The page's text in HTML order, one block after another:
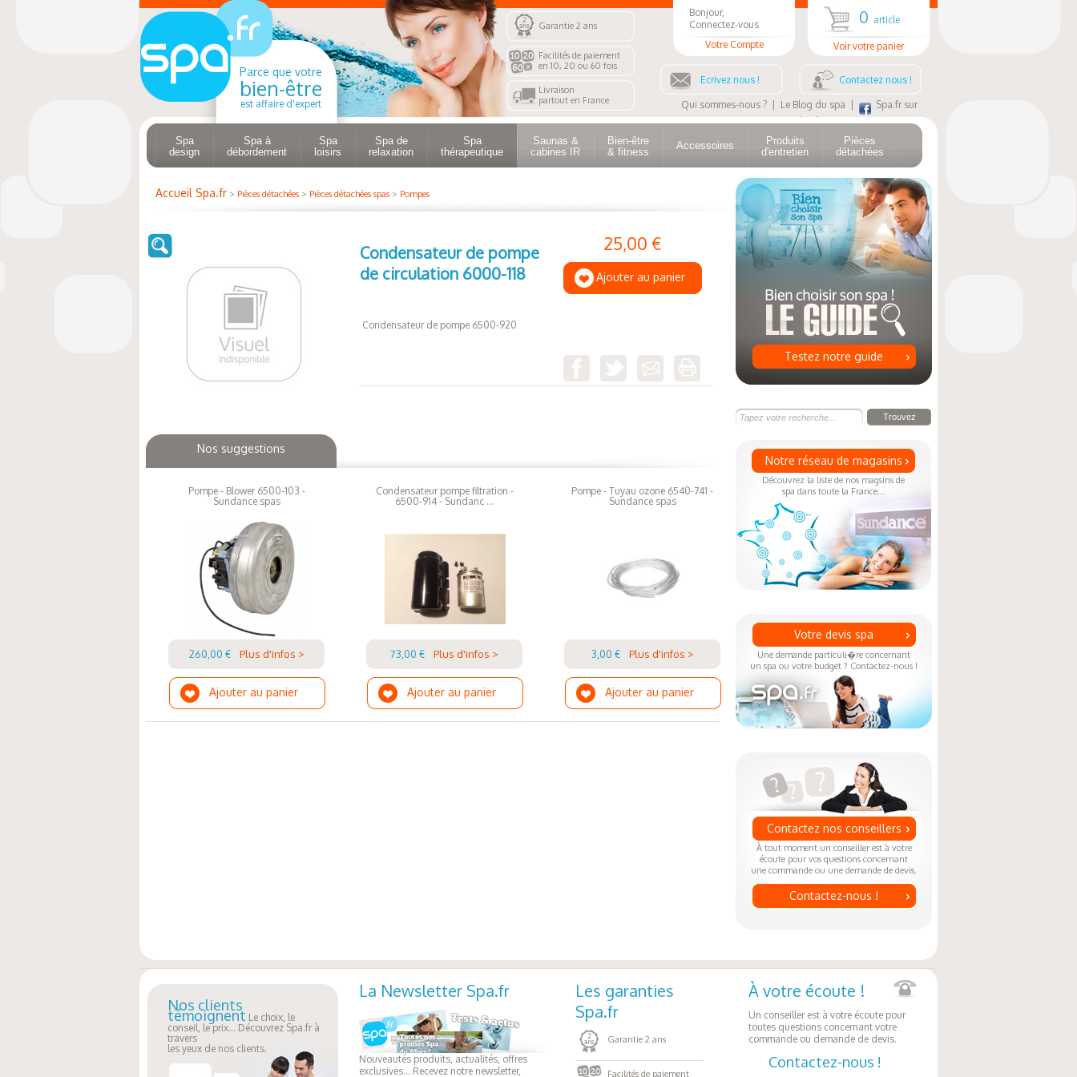
Parce que votre
bien-être
est affaire d'expert
Garantie 2 ans
Facilités de paiement
en 10, 20 ou 60 fois
Livraison
partout en France
Bonjour,
Connectez-vous
Votre Compte
0 article
Voir votre panier
Ecrivez nous ! Contactez nous !
Qui sommes-nous ? Le Blog du spa
Spa.fr sur
Facebook
Spa
design
Spa à
débordement
Spa
loisirs
Spa de
relaxation
Spa
thérapeutique
Saunas &
cabines IR
Bien-être
& fitness
Accessoires
Produits
d'entretien
Pièces
détachées
Accueil Spa.fr > Pièces détachées > Pièces détachées spas > Pompes
25,00 €
Ajouter au panier
Condensateur de pompe
de circulation 6000-118
Condensateur de pompe 6500-920
Nos suggestions
Pompe - Blower 6500-103 -
Sundance spas
260,00 € Plus d'infos >
Ajouter au panier
Condensateur pompe filtration -
6500-914 - Sundanc ...
73,00 € Plus d'infos >
Ajouter au panier
Pompe - Tuyau ozone 6540-741 -
Sundance spas
3,00 € Plus d'infos >
Ajouter au panier
Testez notre guide
Notre réseau de magasins
Découvrez la liste de nos magsins de
spa dans toute la France...
Votre devis spa
Une demande particuli�re concernant
un spa ou votre budget ? Contactez-nous !
Contactez nos conseillers
À tout moment un conseiller est à votre
écoute pour vos questions concernant
une commande ou une demande de devis.
Contactez-nous !
Nos clients
témoignent Le choix, le
conseil, le prix... Découvrez Spa.fr à
travers
les yeux de nos clients.
La Newsletter Spa.fr
Nouveautés produits, actualités, offres
exclusives... Recevez notre newsletter,
Les garanties
Spa.fr
Garantie 2 ans
Facilités de paiement
À votre écoute !
Un conseiller est à votre écoute pour
toutes questions concernant votre
commande ou demande de devis.
Contactez-nous !